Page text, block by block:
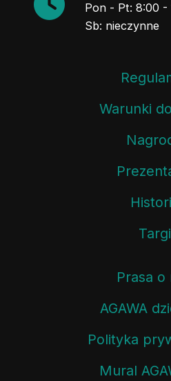
Pon - Pt: 8:00 -
Sb: nieczynne
Warunki
Targi
Prasa o
AGAWA
Polityka
Mural